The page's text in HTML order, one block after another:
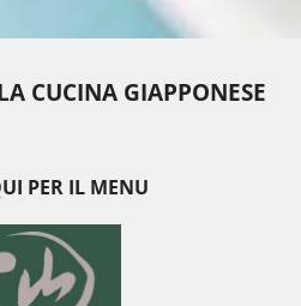
CUCINA GIAPPONESE
PER IL MENU